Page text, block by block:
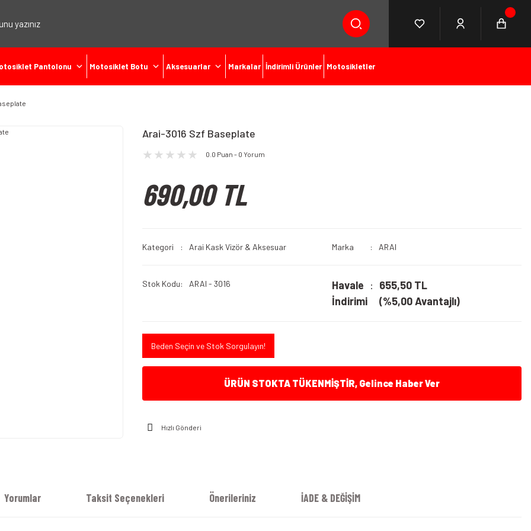
Pantolonu Motosiklet Botu Aksesuarlar Markalar İndirimli Ürünler Motosikletler
Arai-3016 Szf Baseplate
0.0 Puan - 0 Yorum
690,00 TL
Kategori Arai Kask Vizör & Aksesuar Marka ARAI
Stok Kodu ARAI - 3016
Havale
İndirimi
655,50 TL
(%5,00 Avantajlı)
Beden Seçin ve Stok Sorgulayın!
ÜRÜN STOKTA TÜKENMİŞTİR, Gelince Haber Ver
Hızlı Gönderi
Yorumlar Taksit Seçenekleri Önerileriniz İADE & DEĞİŞİM